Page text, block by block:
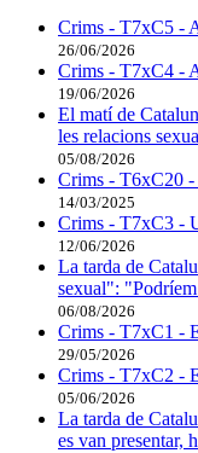
Crims - T7xC5 -
26/06/2026
Crims - T7xC4 -
19/06/2026
El matí de
les relacions
05/08/2026
Crims - T6xC20
14/03/2025
Crims - T7xC3 -
12/06/2026
La tarda de
sexual":
06/08/2026
Crims - T7xC1 -
29/05/2026
Crims - T7xC2 -
05/06/2026
La tarda de
es van presentar,